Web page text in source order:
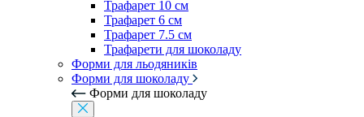
Трафарет 10 см
Трафарет 6 см
Трафарет 7.5 см
Трафарети для шоколаду
Форми для льодяників
Форми для шоколаду
Форми для шоколаду